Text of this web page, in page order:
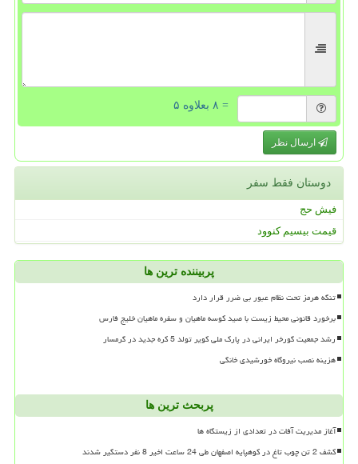
= ۸ بعلاوه ۵
ارسال نظر
دوستان فقط سفر
فیش حج
قیمت بیسیم کنوود
پربیننده ترین ها
تنگه هرمز تحت نظام عبور بی ضرر قرار دارد
برخورد قانونی محیط زیست با صید کوسه ماهیان و سفره ماهیان خلیج فارس
رشد جمعیت گورخر ایرانی در پارک ملی کویر تولد 5 کره جدید در گرمسار
هزینه نصب نیروگاه خورشیدی خانگی
پربحث ترین ها
آغاز مدیریت آفات در تعدادی از زیستگاه ها
کشف 2 تن چوب تاغ در کوهپایه اصفهان طی 24 ساعت اخیر 8 نفر دستگیر شدند